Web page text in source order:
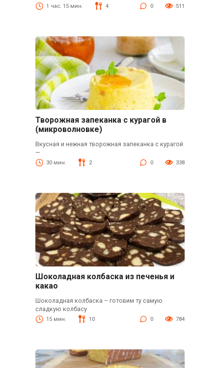
1 час. 15 мин. 4 0 511
Творожная запеканка с курагой в
(микроволновке)
Вкусная и нежная творожная запеканка с курагой
—
30 мин. 2 0 338
Шоколадная колбаска из печенья и
какао
Шоколадная колбаска – готовим ту самую
сладкую колбасу
15 мин. 10 0 784